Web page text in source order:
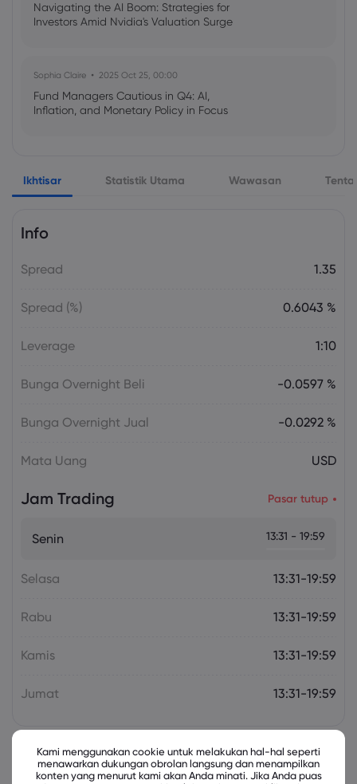
Navigating the AI Boom: Strategies for
Investors Amid Nvidia's Valuation Surge
Sophia Claire 2025 Oct 25, 00:00
Fund Managers Cautious in Q4: AI,
Inflation, and Monetary Policy in Focus
US Government Shutdown Threatens
October Inflation Data Release
US-EU Relations: Russia Sanctions Unite
Ikhtisar Statistik Utama Wawasan
Info
Spread 1.35
Spread (%) 0.6043 %
Leverage 1:10
Bunga Overnight Beli -0.0597 %
Bunga Overnight Jual -0.0292 %
Mata Uang USD
Jam Trading Pasar tutup
Senin 13:31 - 19:59
Selasa 13:31-19:59
Rabu 13:31-19:59
Kamis 13:31-19:59
Jumat 13:31-19:59
Instrumen Terkait
Kami menggunakan cookie untuk melakukan hal-hal seperti
menawarkan dukungan obrolan langsung dan menampilkan
konten yang menurut kami akan Anda minati. Jika Anda puas